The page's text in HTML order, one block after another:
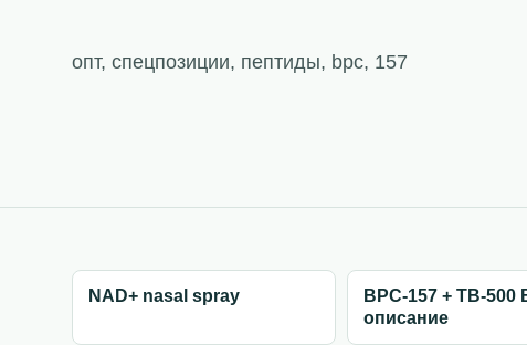
опт, спецпозиции, пептиды, bpc, 157
NAD+ nasal spray
BPC-157 + TB-500
описание